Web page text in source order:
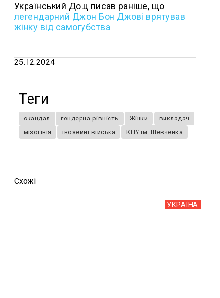
Український Дощ писав раніше, що
легендарний Джон Бон Джові врятував
жінку від самогубства
25.12.2024
Теги
скандал гендерна рівність Жінки
викладач
мізогінія
іноземні війська КНУ ім. Шевченка
Схожi
УКРАЇНА